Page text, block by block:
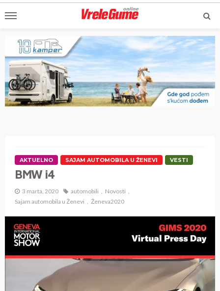
AKTUELNO SAJAM AUTOMOBILA U ŽENEVI VESTI
BMW i4
3 marta, 2020 automobili
Novosti
Sajam automobila u Ženevi
Ženeva2020